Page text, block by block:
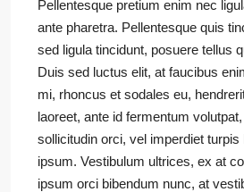
Pellentesque pretium enim nec
ante pharetra. Pellentesque quis
sed ligula tincidunt, posuere tellus
Duis sed luctus elit, at faucibus
mi, rhoncus et sodales eu,
laoreet, ante id fermentum
sollicitudin orci, vel imperdiet
ipsum. Vestibulum ultrices, ex at
ipsum orci bibendum nunc, at